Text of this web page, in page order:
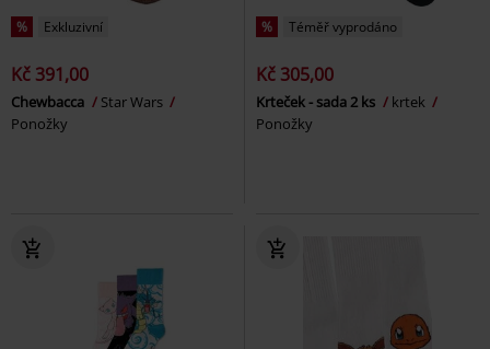
% Exkluzivní
Kč 391,00
Chewbacca
Star Wars
Ponožky
% Téměř vyprodáno
Kč 305,00
Krteček - sada 2 ks
krtek
Ponožky